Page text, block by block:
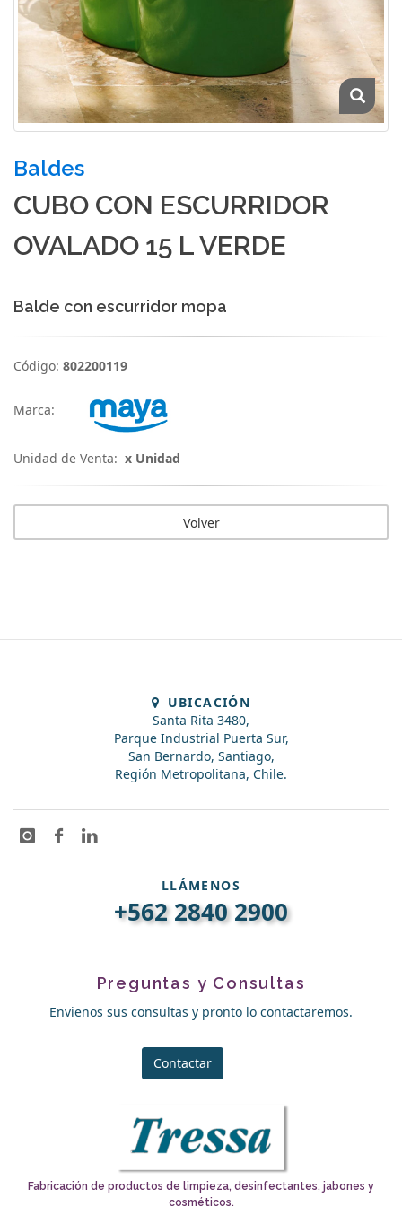
Baldes
CUBO CON ESCURRIDOR
OVALADO 15 L VERDE
Balde con escurridor mopa
Código: 802200119
Marca:
Unidad de Venta: x Unidad
Volver
UBICACIÓN
Santa Rita 3480,
Parque Industrial Puerta Sur,
San Bernardo, Santiago,
Región Metropolitana, Chile.
LLÁMENOS
+562 2840 2900
Preguntas y Consultas
Envienos sus consultas y pronto lo contactaremos.
Contactar
Fabricación de productos de limpieza, desinfectantes, jabones y
cosméticos.